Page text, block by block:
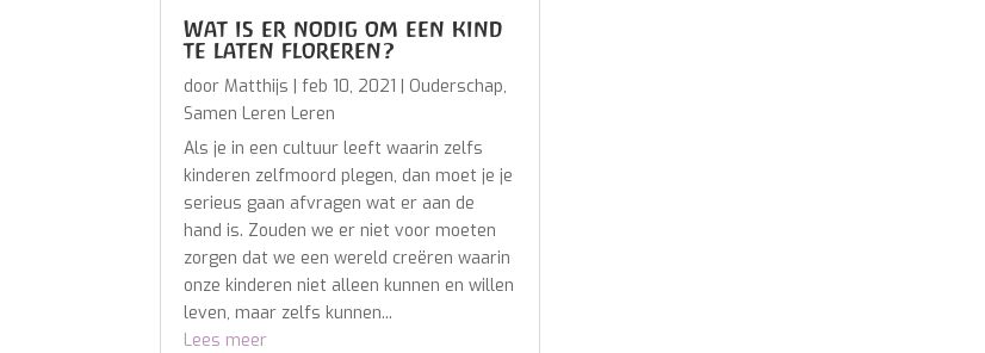
Wat is er nodig om een kind
te laten floreren?
door Matthijs |feb 10, 2021 | Ouderschap,
Samen Leren Leren
Als je in een cultuur leeft waarin zelfs
kinderen zelfmoord plegen, dan moet je je
serieus gaan afvragen wat er aan de
hand is. Zouden we er niet voor moeten
zorgen dat we een wereld creëren waarin
onze kinderen niet alleen kunnen en willen
leven, maar zelfs kunnen...
Lees meer